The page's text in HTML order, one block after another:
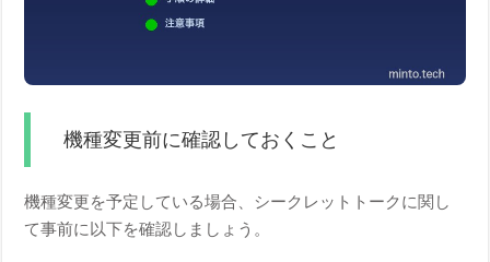
機種変更前に確認しておくこと
機種変更を予定している場合、シークレットトークに関し
て事前に以下を確認しましょう。